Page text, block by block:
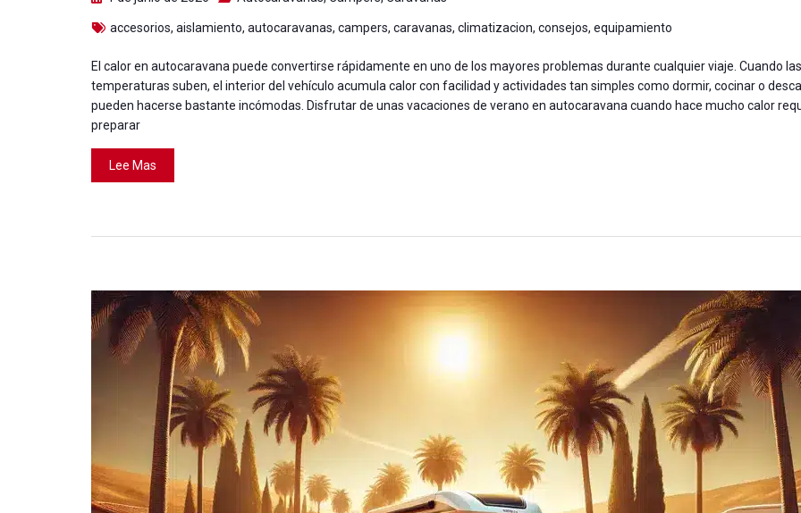
accesorios, aislamiento, autocaravanas, campers, caravanas, climatizacion, consejos, equipamiento
El calor en autocaravana puede convertirse rápidamente en uno de los mayores problemas durante cualquier viaje. Cuando las
temperaturas suben, el interior del vehículo acumula calor con facilidad y actividades tan simples como dormir, cocinar o
pueden hacerse bastante incómodas. Disfrutar de unas vacaciones de verano en autocaravana cuando hace mucho calor
preparar
Lee Mas